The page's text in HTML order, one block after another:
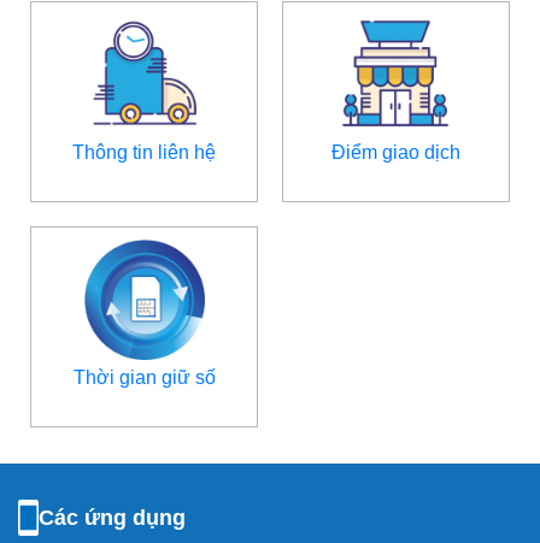
Thông tin liên hệ Điểm giao dịch
Thời gian giữ số
Các ứng dụng